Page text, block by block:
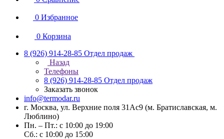
0 Избранное
0 Корзина
8 (926) 914-28-85 Отдел продаж
Назад
Телефоны
8 (926) 914-28-85 Отдел продаж
Заказать звонок
info@termodar.ru
г. Москва, ул. Верхние поля 31Ас9 (м. Братиславская, м.
Люблино)
Пн. – Пт.: с 10:00 до 19:00
Сб.: с 10:00 до 15:00